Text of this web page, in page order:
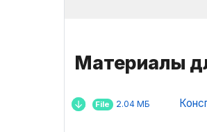
Материалы
File 2.04 МБ